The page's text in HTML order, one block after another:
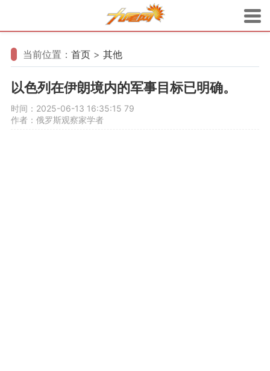
当前位置： 首页 > 其他
以色列在伊朗境内的军事目标已明确。
时间：2025-06-13 16:35:15 79
作者：俄罗斯观察家学者